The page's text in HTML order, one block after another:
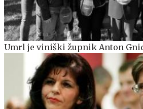
Umrl je viniški župnik Anton